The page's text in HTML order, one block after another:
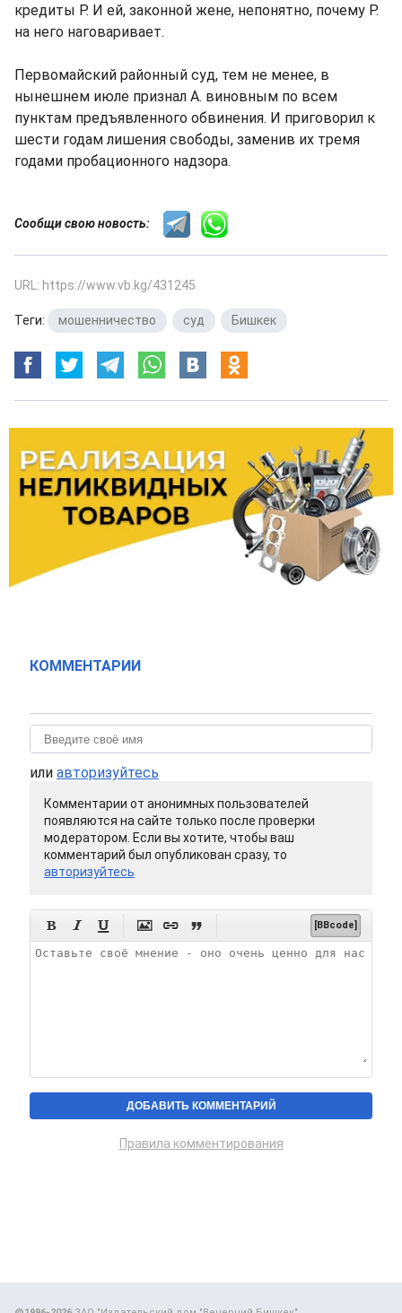
кредиты Р. И ей, законной жене, непонятно, почему Р.
на него наговаривает.
Первомайский районный суд, тем не менее, в
нынешнем июле признал А. виновным по всем
пунктам предъявленного обвинения. И приговорил к
шести годам лишения свободы, заменив их тремя
годами пробационного надзора.
Сообщи свою новость:
URL: https://www.vb.kg/431245
Теги: мошенничество суд Бишкек
КОММЕНТАРИИ
или авторизуйтесь
Комментарии от анонимных пользователей
появляются на сайте только после проверки
модератором. Если вы хотите, чтобы ваш
комментарий был опубликован сразу, то
авторизуйтесь
      [BBcode]
Правила комментирования